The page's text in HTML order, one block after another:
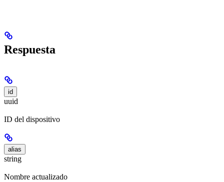
Respuesta
id
uuid
ID del dispositivo
alias
string
Nombre actualizado